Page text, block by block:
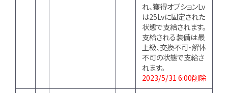
れ、獲得オプションLv
は25Lvに固定された
状態で支給されます。
支給される装備は最
上級、交換不可・解体
不可の状態で支給さ
れます。
2023/5/31 6:00削除